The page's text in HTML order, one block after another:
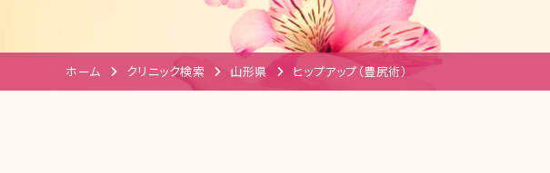
ホーム クリニック検索 山形県 ヒップアップ（豊尻術）